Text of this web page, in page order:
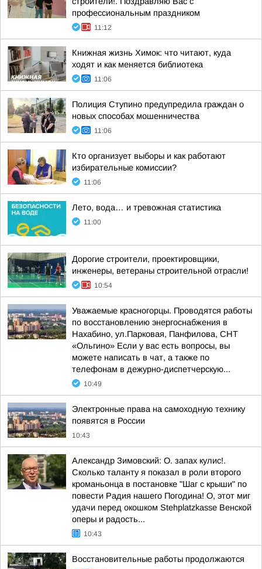
профессиональным праздником
11:12
Книжная жизнь Химок: что читают, куда
ходят и как меняется библиотека
11:06
Полиция Ступино предупредила граждан о
новых способах мошенничества
11:06
Кто организует выборы и как работают
избирательные комиссии?
11:06
Лето, вода… и тревожная статистика
11:00
Дорогие строители, проектировщики,
инженеры, ветераны строительной отрасли!
10:54
Уважаемые красногорцы. Проводятся работы
по восстановлению энергоснабжения в
Нахабино, ул.Парковая, Панфилова, СНТ
«Ольгино» Если у вас есть вопросы, вы
можете написать в чат, а также по
телефонам в дежурно-диспетчерскую...
10:49
Электронные права на самоходную технику
появятся в России
10:43
Александр Зимовский: О. запах кулис!.
Сколько таланту я показал в роли второго
кроманьонца в постановке "Шаг с крыши" по
повести Радия нашего Погодина! О, этот миг
удачи перед окошком Stehplatzkasse Венской
оперы и радость...
10:43
Восстановительные работы продолжаются